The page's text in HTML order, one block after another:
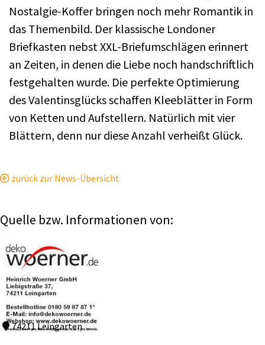
Nostalgie-Koffer bringen noch mehr Romantik in
das Themenbild. Der klassische Londoner
Briefkasten nebst XXL-Briefumschlägen erinnert
an Zeiten, in denen die Liebe noch handschriftlich
festgehalten wurde. Die perfekte Optimierung
des Valentinsglücks schaffen Kleeblätter in Form
von Ketten und Aufstellern. Natürlich mit vier
Blättern, denn nur diese Anzahl verheißt Glück.
zurück zur News-Übersicht
Quelle bzw. Informationen von:
74211 Leingarten